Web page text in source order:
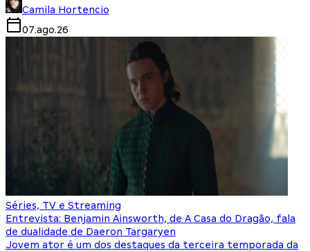
Camila Hortencio
07.ago.26
Séries, TV e Streaming
Entrevista: Benjamin Ainsworth, de A Casa do Dragão, fala
de dualidade de Daeron Targaryen
Jovem ator é um dos destaques da terceira temporada da